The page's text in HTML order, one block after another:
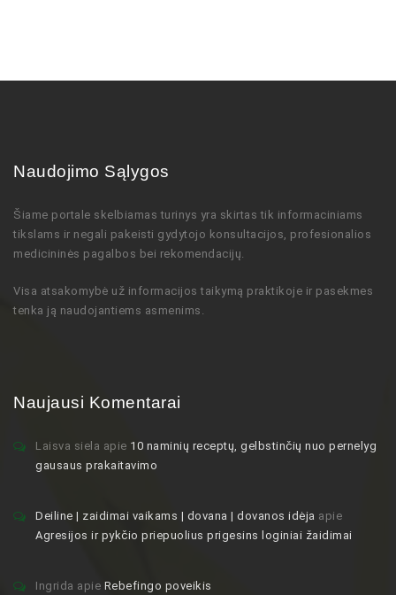
Naudojimo Sąlygos
Šiame portale skelbiamas turinys yra skirtas tik informaciniams
tikslams ir negali pakeisti gydytojo konsultacijos, profesionalios
medicininės pagalbos bei rekomendacijų
Visa atsakomybė už informacijos taikymą praktikoje ir pasekmes
tenka ją naudojantiems asmenims.
Naujausi Komentarai
Laisva siela apie 10 naminių receptų, gelbstinčių nuo pernelyg
gausaus prakaitavimo
Deiline | zaidimai vaikams | dovana | dovanos idėja apie
Agresijos ir pykčio priepuolius prigesins loginiai žaidimai
Ingrida apie Rebefingo poveikis